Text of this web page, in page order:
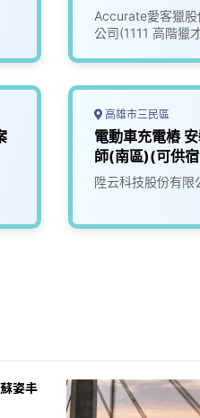
(3010018)
Accurate愛客獵股
公司(1111 高階獵
高雄市三民區
電動車充電樁
師(南區)(可供
陞云科技股份有限
姿丰